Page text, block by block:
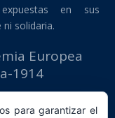
en sus
solidaria.
Europea
1914
para garantizar el